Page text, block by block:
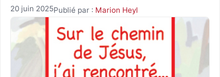
20 juin 2025Publié par : Marion Heyl